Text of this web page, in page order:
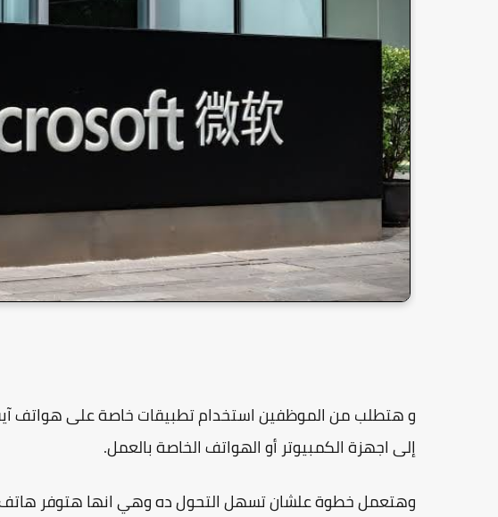
و هتطلب من الموظفين استخدام تطبيقات خاصة على هواتف
إلى اجهزة الكمبيوتر أو الهواتف الخاصة بالعمل.